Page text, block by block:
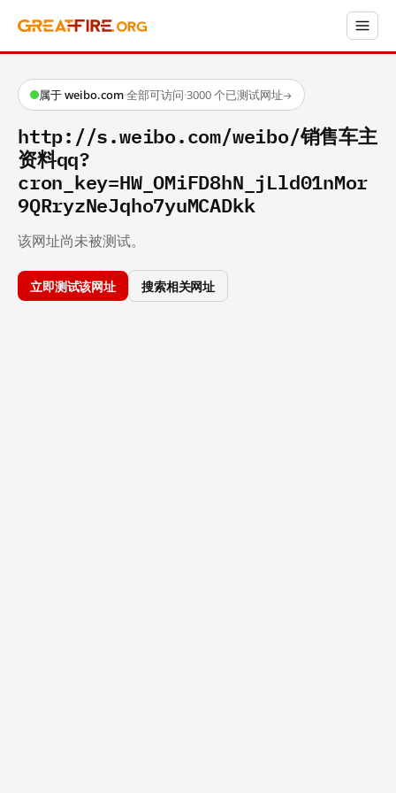
属于 weibo.com·全部可访问·3000 个已测试网址→
http://s.weibo.com/weibo/销售车主
资料qq?
cron_key=HW_OMiFD8hN_jLld01nMor
9QRryzNeJqho7yuMCADkk
该网址尚未被测试。
立即测试该网址 搜索相关网址